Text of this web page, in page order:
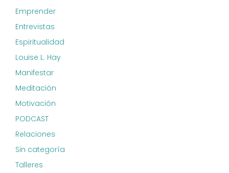
Emprender
Entrevistas
Espiritualidad
Louise L. Hay
Manifestar
Meditación
Motivación
PODCAST
Relaciones
Sin categoría
Talleres